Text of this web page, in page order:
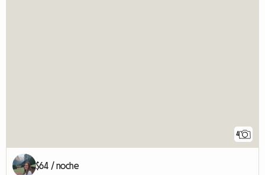
4
$64 / noche